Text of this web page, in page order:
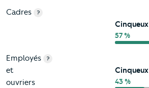
Cadres ?
Cinqueux
57 %
Employés
et
ouvriers
?
Cinqueux
43 %